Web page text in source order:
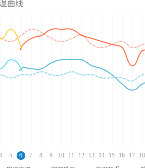
曲线
5 6 7 8 9 10 11 12 13 14 15 16 17 18